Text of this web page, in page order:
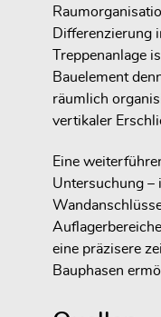
Differenzierung
Treppenanlage
Bauelement
räumlich
vertikaler
Eine
Untersuchung –
eine präzisere
Bauphasen